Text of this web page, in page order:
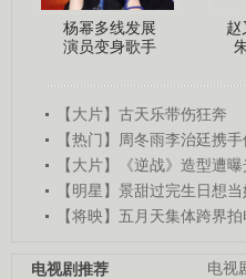
杨幂多线发展
演员变身歌手
赵
【大片】古天乐带伤狂奔
【热门】周冬雨李治廷携手
【大片】《逆战》造型遭
【明星】景甜过完生日想
【将映】五月天集体跨界
电视
电视剧推荐